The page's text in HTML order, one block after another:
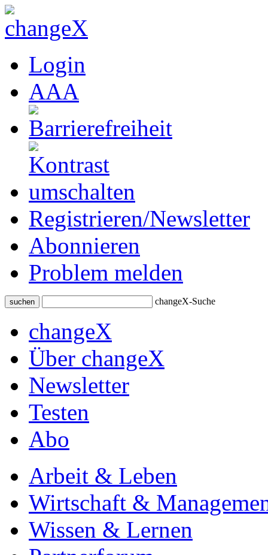
Login
AAA
Registrieren/Newsletter
Abonnieren
Problem melden
suchen changeX-Suche
changeX
Über changeX
Newsletter
Testen
Abo
Arbeit & Leben
Wirtschaft &
Wissen & Lernen